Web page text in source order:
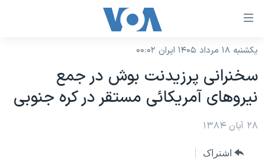
لینکهای
دسترسی
جهش
محتوای
اصلی
جهش
نسخه سبک وب‌سایت
موضوع ها
ایران
آمریکا
برنامه های تلویزیونی
جدول برنامه ها
یکشنبه ۱۸ مرداد ۱۴۰۵ ایران ۰۰:۰۲
سخنرانی پرزيدنت بوش در جمع
نيروهای آمريکائی مستقر در کره جنوبی
۲۸ آبان ۱۳۸۴
اشتراک